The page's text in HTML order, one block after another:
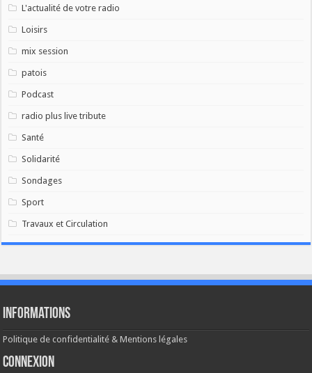
L'actualité de votre radio
Loisirs
mix session
patois
Podcast
radio plus live tribute
Santé
Solidarité
Sondages
Sport
Travaux et Circulation
Informations
Politique de confidentialité & Mentions légales
Connexion